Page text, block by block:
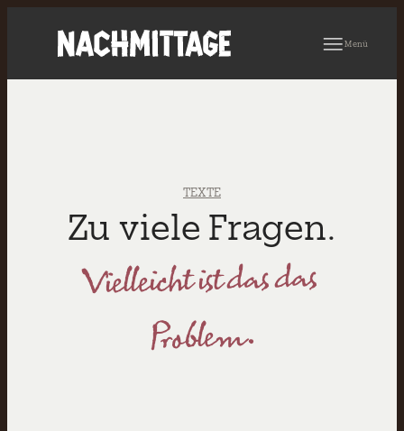
Menü
TEXTE
Zu viele Fragen.
Vielleicht ist das das
Problem.